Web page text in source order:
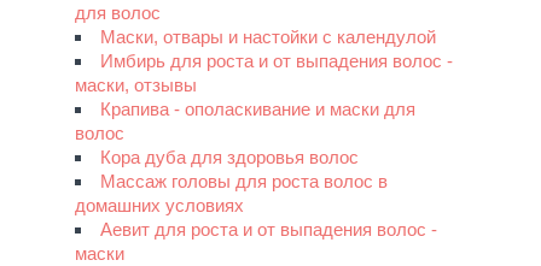
для волос
Маски, отвары и настойки с календулой
Имбирь для роста и от выпадения волос -
маски, отзывы
Крапива - ополаскивание и маски для
волос
Кора дуба для здоровья волос
Массаж головы для роста волос в
домашних условиях
Аевит для роста и от выпадения волос -
маски